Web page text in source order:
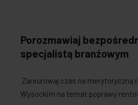
Porozmawiaj
specjalistą branżowym
Zareurowaj czas na merytoryczną
Wysockim na temat poprawy